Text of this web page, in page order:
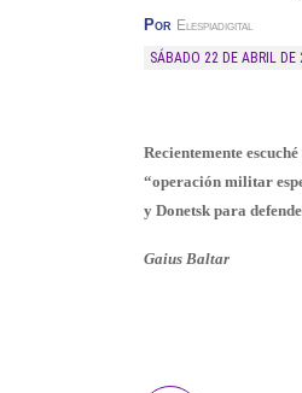
Por Elespiadigital
SÁBADO 22 DE ABRIL DE
Recientemente
“operación militar
y Donetsk para
Gaius Baltar